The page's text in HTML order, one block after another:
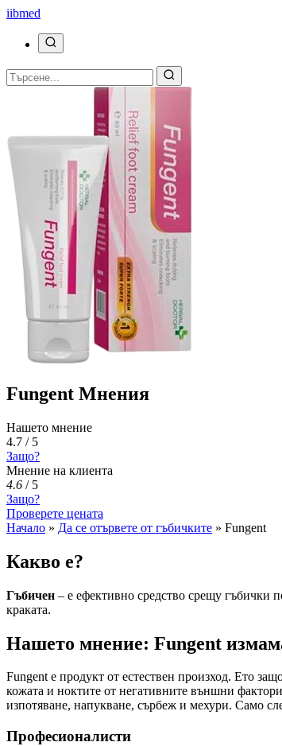
iibmed
Fungent Мнения
Нашето мнение
4.7 / 5
Защо?
Мнение на клиента
4.6 / 5
Защо?
Проверете цената
Начало » Да се ​​отървете от гъбичките » Fungent
Какво е?
Гъбичен – е ефективно средство срещу гъбички
краката.
Нашето мнение: Fungent
Fungent е продукт от естествен произход. Ето
кожата и ноктите от негативните външни
изпотяване, напукване, сърбеж и мехури. Само
Професионалисти